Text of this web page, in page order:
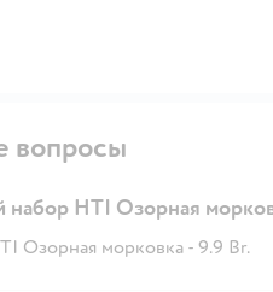
вопросы
набор HTI Озорная
Озорная морковка - 9.9 Br.